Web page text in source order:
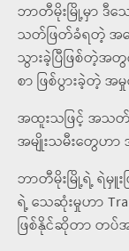
ဘာတီမိုးမြို့မှာ ဒီသ
သတ်ဖြတ်ခံရတဲ့ အ
သွားခဲ့ပြီဖြစ်တဲ့အ
စာ ဖြစ်ပွားခဲ့တဲ့
အထူးသဖြင့် အသတ်
အမျိုးသမီးတွေဟာ
ဘာတီမိုးမြို့ရဲ့ ရဲမှူးဖ
ရဲ့ သေဆုံးမှုဟာ
ဖြစ်နိုင်ဆိုတာ တပ်